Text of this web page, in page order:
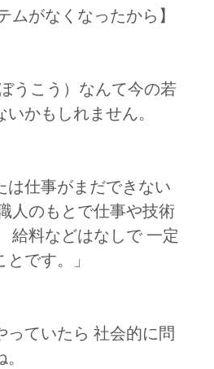
ムがなくなったから】
うこう）なんて今の若
かもしれません。
は仕事がまだできない
人のもとで仕事や技術
給料などはなしで 一定
です。」
っていたら 社会的に問